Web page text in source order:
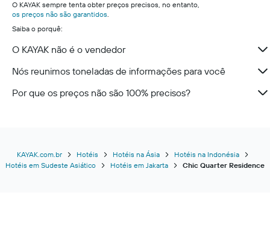
O KAYAK sempre tenta obter preços precisos, no entanto,
os preços não são garantidos.
Saiba o porquê:
O KAYAK não é o vendedor
Nós reunimos toneladas de informações para você
Por que os preços não são 100% precisos?
KAYAK.com.br Hotéis Hotéis na Ásia
Hotéis na Indonésia
Hotéis em Sudeste Asiático
Hotéis em Jakarta Chic Quarter Residence